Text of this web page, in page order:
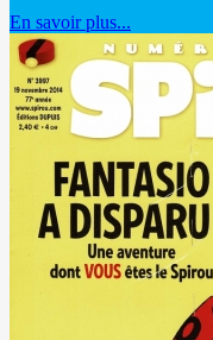
En savoir plus...